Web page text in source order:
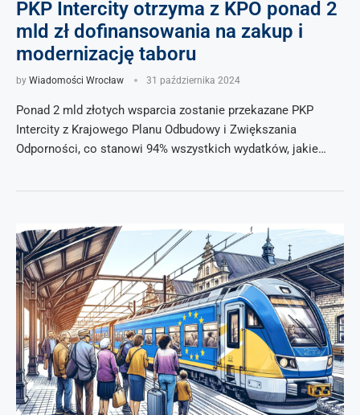
PKP Intercity otrzyma z KPO ponad 2
mld zł dofinansowania na zakup i
modernizację taboru
by Wiadomości Wrocław 31 października 2024
Ponad 2 mld złotych wsparcia zostanie przekazane PKP
Intercity z Krajowego Planu Odbudowy i Zwiększania
Odporności, co stanowi 94% wszystkich wydatków, jakie…